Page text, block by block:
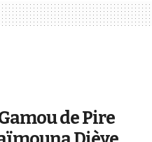
de Pire